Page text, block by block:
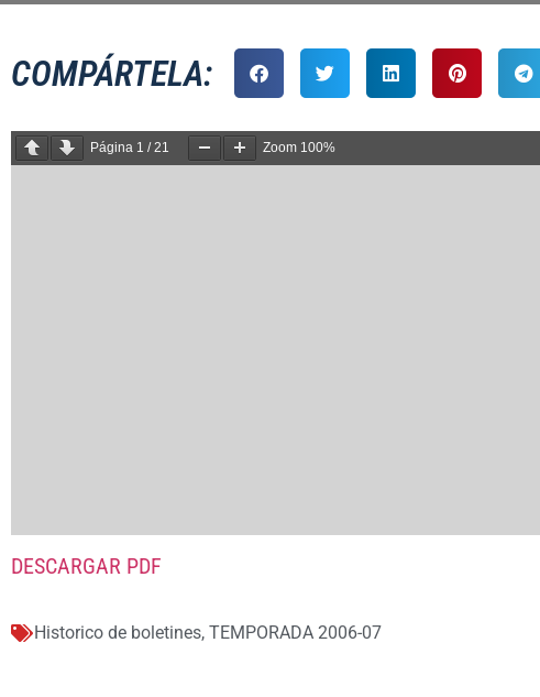
COMPÁRTELA:
Página 1 /21 Zoom 100%
DESCARGAR PDF
Historico de boletines, TEMPORADA 2006-07